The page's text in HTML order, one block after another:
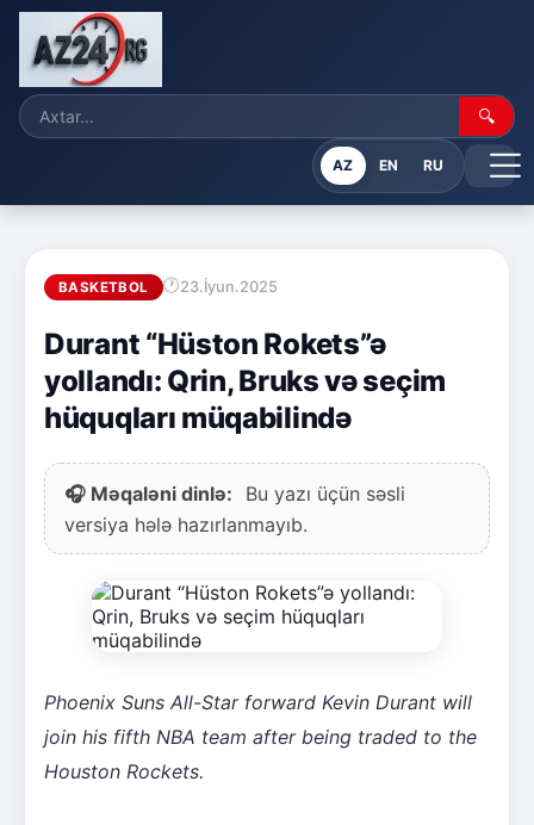
🔍
AZ EN RU
BASKETBOL 23.İyun.2025
Durant “Hüston Rokets”ə
yollandı: Qrin, Bruks və seçim
hüquqları müqabilində
🎧 Məqaləni dinlə:
Bu yazı üçün səsli
versiya hələ hazırlanmayıb.
Phoenix Suns All-Star forward Kevin Durant will
join his fifth NBA team after being traded to the
Houston Rockets.